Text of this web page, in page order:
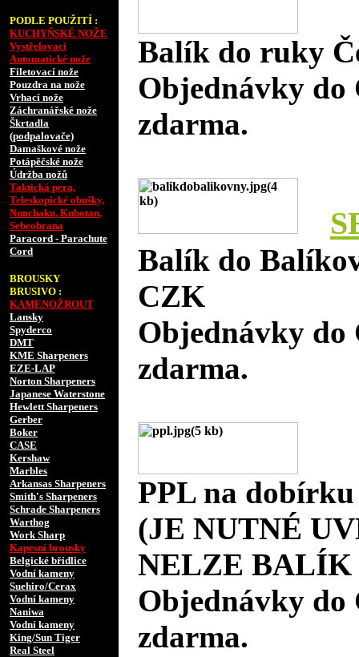
PODLE POUŽITÍ :
KUCHYŇSKÉ NOŽE
Vystřelovací
Automatické nože
Filetovací nože
Pouzdra na nože
Vrhací nože
Záchranářské nože
Škrtadla
(podpalovače)
Damaškové nože
Potápěčské nože
Údržba nožů
Taktická pera,
Teleskopické obušky,
Nunchaku, Kubotan,
Sebeobrana
Paracord - Parachute
Cord
BROUSKY
BRUSIVO :
KAMENOŽROUT
Lansky
Spyderco
DMT
KME Sharpeners
EZE-LAP
Norton Sharpeners
Japanese Waterstone
Hewlett Sharpeners
Gerber
Boker
CASE
Kershaw
Marbles
Arkansas Sharpeners
Smith's Sharpeners
Schrade Sharpeners
Warthog
Work Sharp
Kapesní brousky
Belgické břidlice
Vodní kameny
Suehiro/Cerax
Vodní kameny
Naniwa
Vodní kameny
King/Sun Tiger
Real Steel
Balík do ruky
Objednávky do
zdarma.
Balík do
CZK
Objednávky do
zdarma.
PPL na
(JE NUTNÉ
NELZE BALÍK
Objednávky do
zdarma.